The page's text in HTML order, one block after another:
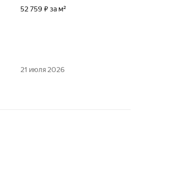
52 759 ₽ за м²
21 июля 2026